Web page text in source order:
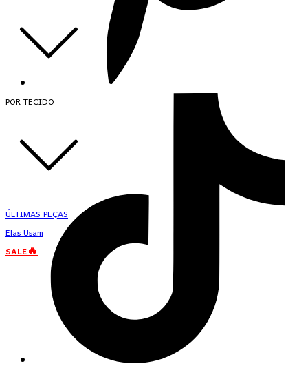
POR TECIDO
ÚLTIMAS PEÇAS
Elas Usam
SALE🔥